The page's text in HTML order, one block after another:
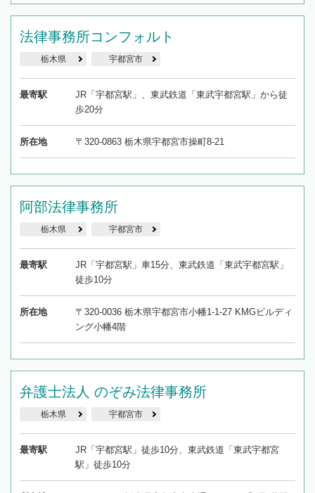
法律事務所コンフォルト
栃木県 宇都宮市
最寄駅
JR「宇都宮駅」、東武鉄道「東武宇都宮駅」から徒
歩20分
所在地 〒320-0863 栃木県宇都宮市操町8-21
阿部法律事務所
栃木県 宇都宮市
最寄駅
JR「宇都宮駅」車15分、東武鉄道「東武宇都宮駅」
徒歩10分
所在地
〒320-0036 栃木県宇都宮市小幡1-1-27 KMGビルディ
ング小幡4階
弁護士法人 のぞみ法律事務所
栃木県 宇都宮市
最寄駅
JR「宇都宮駅」徒歩10分、東武鉄道「東武宇都宮
駅」徒歩10分